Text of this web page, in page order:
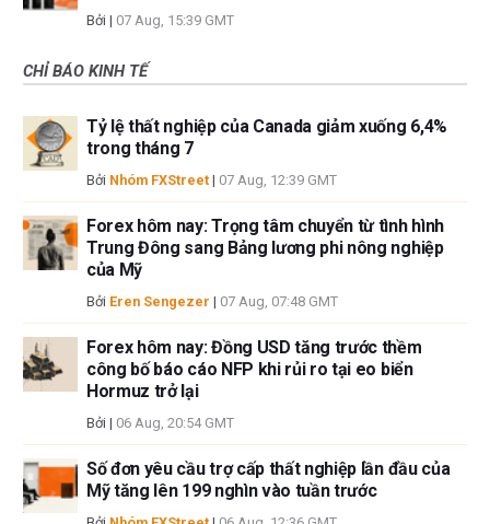
Bởi | 07 Aug, 15:39 GMT
CHỈ BÁO KINH TẾ
Tỷ lệ thất nghiệp của Canada giảm xuống 6,4%
trong tháng 7
Bởi Nhóm FXStreet | 07 Aug, 12:39 GMT
Forex hôm nay: Trọng tâm chuyển từ tình hình
Trung Đông sang Bảng lương phi nông nghiệp
của Mỹ
Bởi Eren Sengezer | 07 Aug, 07:48 GMT
Forex hôm nay: Đồng USD tăng trước thềm
công bố báo cáo NFP khi rủi ro tại eo biển
Hormuz trở lại
Bởi | 06 Aug, 20:54 GMT
Số đơn yêu cầu trợ cấp thất nghiệp lần đầu của
Mỹ tăng lên 199 nghìn vào tuần trước